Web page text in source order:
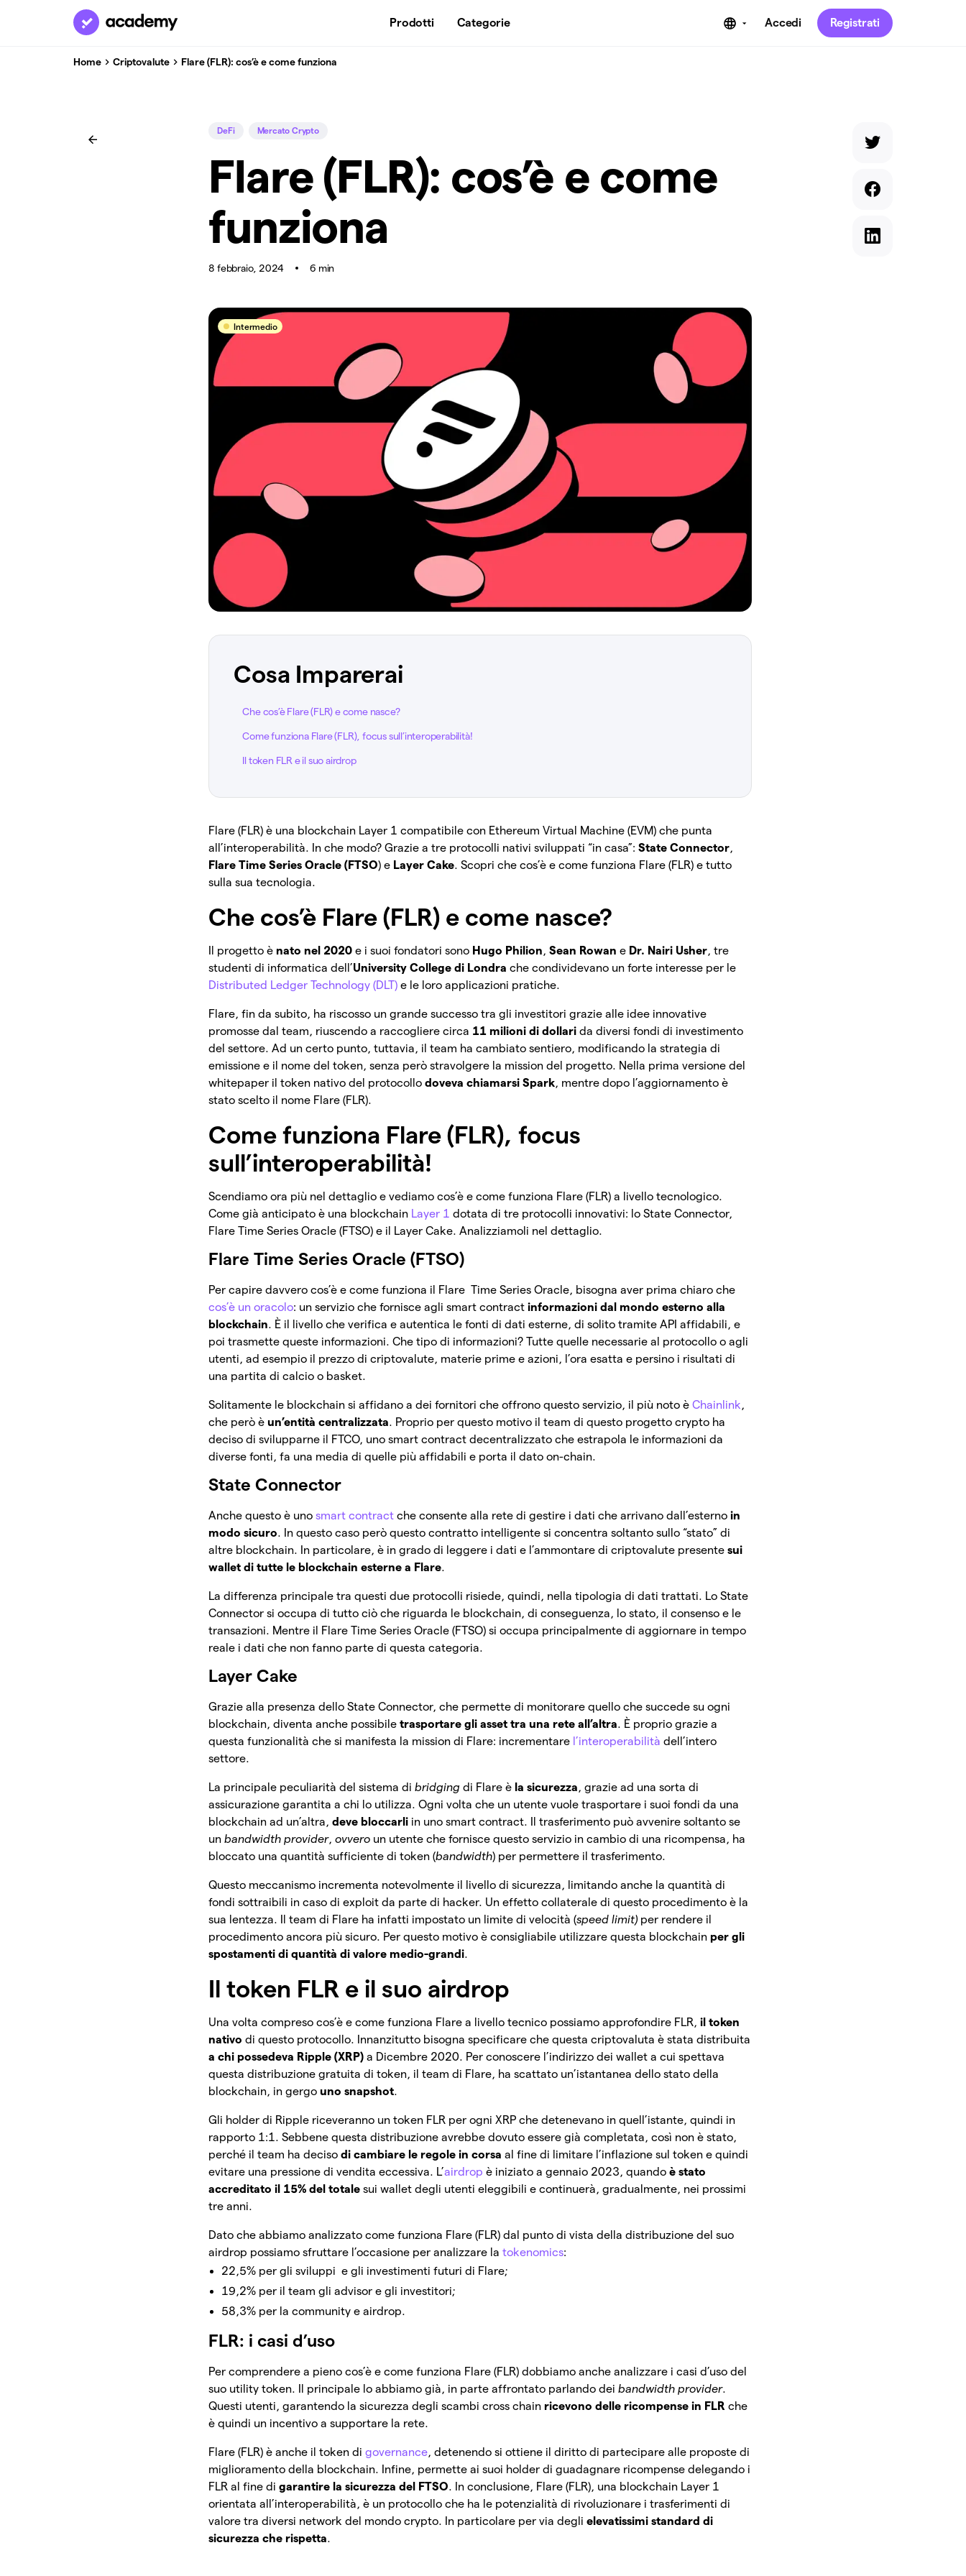
Prodotti Categorie Accedi Registrati
Home Criptovalute Flare (FLR): cos’è e come funziona
DeFi Mercato Crypto
Flare (FLR): cos’è e come
funziona
8 febbraio, 2024 6 min
Intermedio
Cosa Imparerai
Che cos’è Flare (FLR) e come nasce?
Come funziona Flare (FLR), focus sull’interoperabilità!
Il token FLR e il suo airdrop
Flare (FLR) è una blockchain Layer 1 compatibile con Ethereum Virtual Machine (EVM) che punta
all’interoperabilità. In che modo? Grazie a tre protocolli nativi sviluppati “in casa”:State Connector,
Flare Time Series Oracle (FTSO) e Layer Cake. Scopri che cos’è e come funziona Flare (FLR) e tutto
sulla sua tecnologia.
Che cos’è Flare (FLR) e come nasce?
Il progetto è nato nel 2020 e i suoi fondatori sono Hugo Philion,Sean Rowan e Dr. Nairi Usher, tre
studenti di informatica dell’University College di Londra che condividevano un forte interesse per le
Distributed Ledger Technology (DLT) e le loro applicazioni pratiche.
Flare, fin da subito, ha riscosso un grande successo tra gli investitori grazie alle idee innovative
promosse dal team, riuscendo a raccogliere circa 11 milioni di dollari da diversi fondi di investimento
del settore. Ad un certo punto, tuttavia, il team ha cambiato sentiero, modificando la strategia di
emissione e il nome del token, senza però stravolgere la mission del progetto. Nella prima versione del
whitepaper il token nativo del protocollodoveva chiamarsi Spark, mentre dopo l’aggiornamento è
stato scelto il nome Flare (FLR).
Come funziona Flare (FLR), focus
sull’interoperabilità!
Scendiamo ora più nel dettaglio e vediamo cos’è e come funziona Flare (FLR) a livello tecnologico.
Come già anticipato è una blockchain Layer 1 dotata di tre protocolli innovativi: lo State Connector,
Flare Time Series Oracle (FTSO) e il Layer Cake. Analizziamoli nel dettaglio.
Flare Time Series Oracle (FTSO)
Per capire davvero cos’è e come funziona il Flare Time Series Oracle, bisogna aver prima chiaro che
cos’è un oracolo: un servizio che fornisce agli smart contractinformazioni dal mondo esterno alla
blockchain. È il livello che verifica e autentica le fonti di dati esterne, di solito tramite API affidabili, e
poi trasmette queste informazioni. Che tipo di informazioni? Tutte quelle necessarie al protocollo o agli
utenti, ad esempio il prezzo di criptovalute, materie prime e azioni, l’ora esatta e persino i risultati di
una partita di calcio o basket.
Solitamente le blockchain si affidano a dei fornitori che offrono questo servizio, il più noto èChainlink,
che però è un’entità centralizzata. Proprio per questo motivo il team di questo progetto crypto ha
deciso di svilupparne il FTCO, uno smart contract decentralizzato che estrapola le informazioni da
diverse fonti, fa una media di quelle più affidabili e porta il dato on-chain.
State Connector
Anche questo è unosmart contract che consente alla rete di gestire i dati che arrivano dall’esternoin
modo sicuro. In questo caso però questo contratto intelligente si concentra soltanto sullo “stato” di
altre blockchain. In particolare, è in grado di leggere i dati e l’ammontare di criptovalute presentesui
wallet di tutte le blockchain esterne a Flare.
La differenza principale tra questi due protocolli risiede, quindi, nella tipologia di dati trattati. Lo State
Connector si occupa di tutto ciò che riguarda le blockchain, di conseguenza, lo stato, il consenso e le
transazioni. Mentre il Flare Time Series Oracle (FTSO) si occupa principalmente di aggiornare in tempo
reale i dati che non fanno parte di questa categoria.
Layer Cake
Grazie alla presenza dello State Connector, che permette di monitorare quello che succede su ogni
blockchain, diventa anche possibiletrasportare gli asset tra una rete all’altra. È proprio grazie a
questa funzionalità che si manifesta la mission di Flare: incrementare l’interoperabilità dell’intero
settore.
La principale peculiarità del sistema dibridging di Flare è la sicurezza, grazie ad una sorta di
assicurazione garantita a chi lo utilizza. Ogni volta che un utente vuole trasportare i suoi fondi da una
blockchain ad un’altra,deve bloccarli in uno smart contract. Il trasferimento può avvenire soltanto se
unbandwidth provider, ovvero un utente che fornisce questo servizio in cambio di una ricompensa, ha
bloccato una quantità sufficiente di token (bandwidth) per permettere il trasferimento.
Questo meccanismo incrementa notevolmente il livello di sicurezza, limitando anche la quantità di
fondi sottraibili in caso di exploit da parte di hacker. Un effetto collaterale di questo procedimento è la
sua lentezza. Il team di Flare ha infatti impostato un limite di velocità (speed limit) per rendere il
procedimento ancora più sicuro. Per questo motivo è consigliabile utilizzare questa blockchain per gli
spostamenti di quantità di valore medio-grandi.
Il token FLR e il suo airdrop
Una volta compreso cos’è e come funziona Flare a livello tecnico possiamo approfondire FLR,il token
nativo di questo protocollo. Innanzitutto bisogna specificare che questa criptovaluta è stata distribuita
a chi possedeva Ripple (XRP) a Dicembre 2020. Per conoscere l’indirizzo dei wallet a cui spettava
questa distribuzione gratuita di token, il team di Flare, ha scattato un’istantanea dello stato della
blockchain, in gergo uno snapshot.
Gli holder di Ripple riceveranno un token FLR per ogni XRP che detenevano in quell’istante, quindi in
rapporto 1:1. Sebbene questa distribuzione avrebbe dovuto essere già completata, così non è stato,
perché il team ha decisodi cambiare le regole in corsa al fine di limitare l’inflazione sul token e quindi
evitare una pressione di vendita eccessiva. L’airdrop è iniziato a gennaio 2023, quandoè stato
accreditato il 15% del totale sui wallet degli utenti eleggibili e continuerà, gradualmente, nei prossimi
tre anni.
Dato che abbiamo analizzato come funziona Flare (FLR) dal punto di vista della distribuzione del suo
airdrop possiamo sfruttare l’occasione per analizzare latokenomics:
22,5% per gli sviluppi e gli investimenti futuri di Flare;
19,2% per il team gli advisor e gli investitori;
58,3% per la community e airdrop.
FLR: i casi d’uso
Per comprendere a pieno cos’è e come funziona Flare (FLR) dobbiamo anche analizzare i casi d’uso del
suo utility token. Il principale lo abbiamo già, in parte affrontato parlando deibandwidth provider.
Questi utenti, garantendo la sicurezza degli scambi cross chain ricevono delle ricompense in FLR che
è quindi un incentivo a supportare la rete.
Flare (FLR) è anche il token digovernance, detenendo si ottiene il diritto di partecipare alle proposte di
miglioramento della blockchain. Infine, permette ai suoi holder di guadagnare ricompense delegando i
FLR al fine digarantire la sicurezza del FTSO. In conclusione, Flare (FLR), una blockchain Layer 1
orientata all’interoperabilità, è un protocollo che ha le potenzialità di rivoluzionare i trasferimenti di
valore tra diversi network del mondo crypto. In particolare per via deglielevatissimi standard di
sicurezza che rispetta.